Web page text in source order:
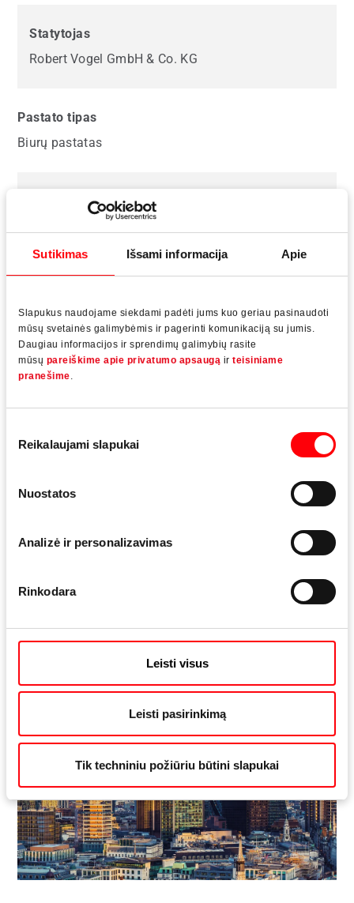
Sutikimas Išsami informacija Apie
Slapukus naudojame siekdami padėti jums kuo geriau pasinaudoti
mūsų svetainės galimybėmis ir pagerinti komunikaciją su jumis.
Daugiau informacijos ir sprendimų galimybių rasite
mūsų pareiškime apie privatumo apsaugą ir teisiniame
pranešime
pasirinkimas
Reikalaujami slapukai
Nuostatos
Analizė ir personalizavimas
Rinkodara
Leisti visus
Leisti pasirinkimą
Tik techniniu požiūriu būtini slapukai
Statytojas
Robert Vogel GmbH & Co. KG
Pastato tipas
Biurų pastatas
37 m (10 aukštai)
Sistemos ir profiliai
Medžiaga
Jūsų partneris specialių aliuminio